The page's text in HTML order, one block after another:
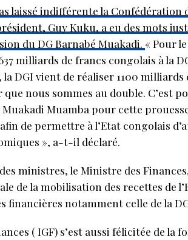
laissé indifférente la Confédération
Guy Kuku, a eu des mots
du DG Barnabé Muakadi. « Pour
milliards de francs congolais à la
DGI vient de réaliser 1100
nous sommes au double. C’est
Muamba pour cette
de permettre à l’Etat congolais
», a-t-il déclaré.
ministres, le Ministre des
de la mobilisation des recettes de
financières notamment celle de la
( IGF) s’est aussi félicitée de la